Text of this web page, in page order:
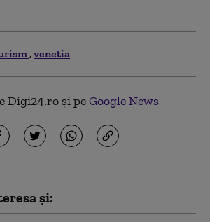
venetia
Digi24.ro și peGoogle News
și: